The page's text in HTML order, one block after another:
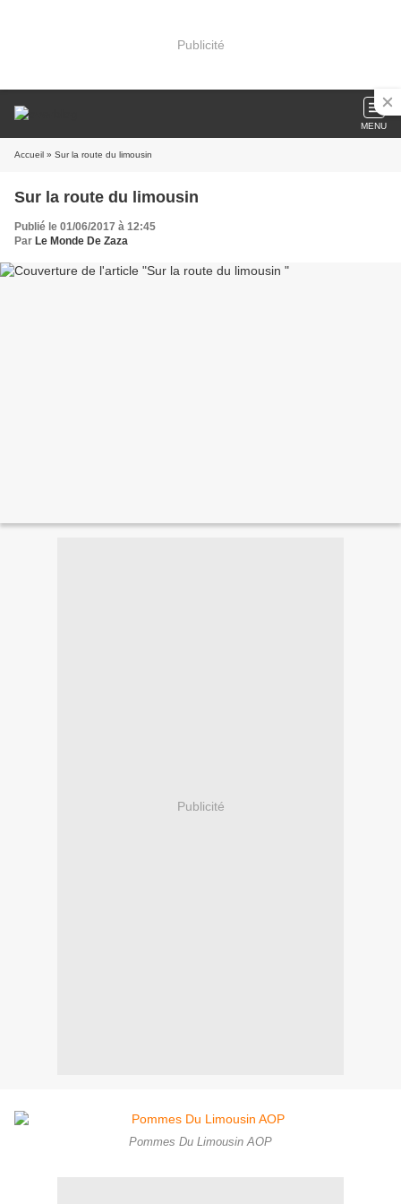
Publicité
MENU
Accueil » Sur la route du limousin
Sur la route du limousin
Publié le 01/06/2017 à 12:45
Par Le Monde De Zaza
Publicité
Pommes Du Limousin AOP